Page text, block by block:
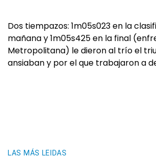
Dos tiempazos: 1m05s023 en la
mañana y 1m05s425 en la final
Metropolitana) le dieron al trío el
ansiaban y por el que trabajaron a
LAS MÁS LEIDAS